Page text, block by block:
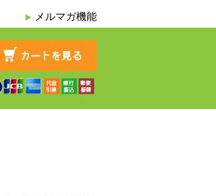
メルマガ機能